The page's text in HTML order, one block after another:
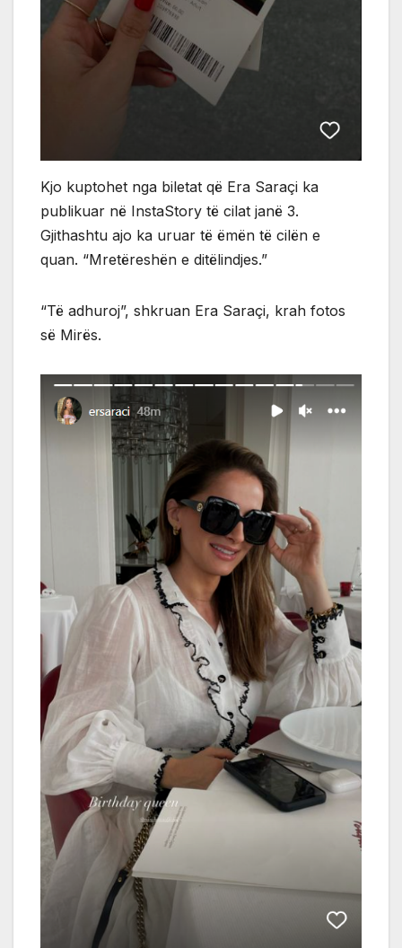
Kjo kuptohet nga biletat që Era Saraçi ka
publikuar në InstaStory të cilat janë 3.
Gjithashtu ajo ka uruar të ëmën të cilën e
quan. “Mretëreshën e ditëlindjes.”
“Të adhuroj”, shkruan Era Saraçi, krah fotos
së Mirës.